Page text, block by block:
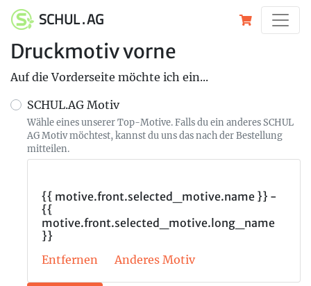
SCHUL . AG
Druckmotiv vorne
Auf die Vorderseite möchte ich ein...
SCHUL.AG Motiv
Wähle eines unserer Top-Motive. Falls du ein anderes SCHUL
AG Motiv möchtest, kannst du uns das nach der Bestellung
mitteilen.
{{ motive.front.selected_motive.name }} -
{{
motive.front.selected_motive.long_name
}}
Entfernen
Anderes Motiv